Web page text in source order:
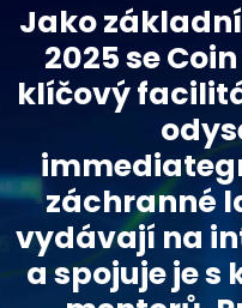
Jako
2025 se
klíčový
záchranné
vydávají na
a spojuje je